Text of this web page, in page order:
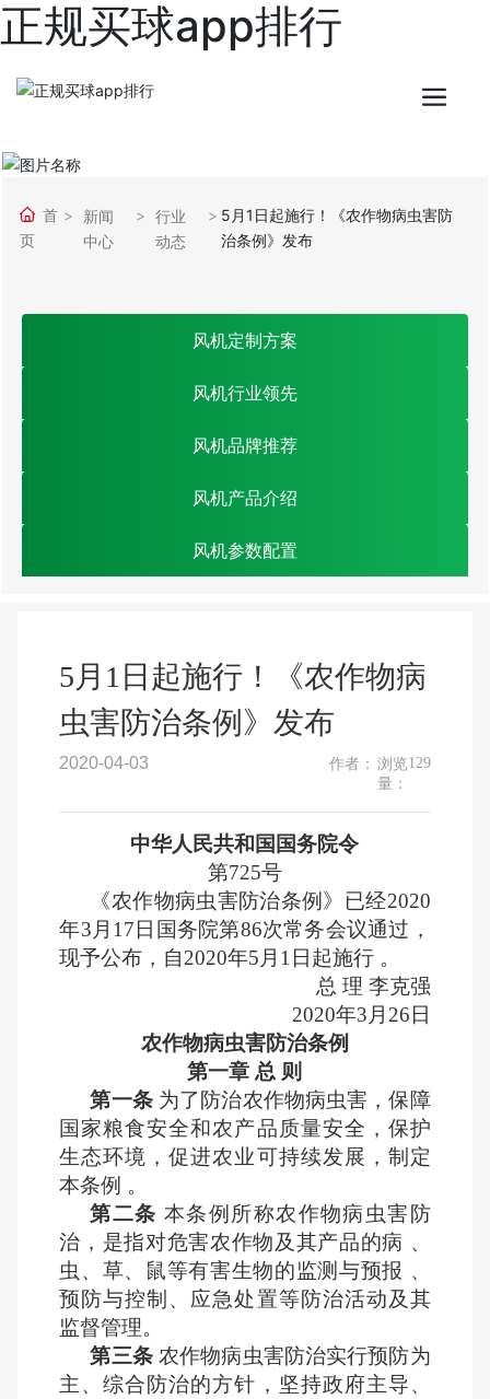
正规买球app排行
首
页
新闻
中心
行业
动态
5月1日起施行！《农作物病虫害防
治条例》发布
风机定制方案
风机行业领先
风机品牌推荐
风机产品介绍
风机参数配置
5月1日起施行！《农作物病
虫害防治条例》发布
2020-04-03 作者： 浏览
量：
129
中华人民共和国国务院令
第725号
《农作物病虫害防治条例》已经2020
年3月17日国务院第86次常务会议通过，
现予公布，自2020年5月1日起施行 。
总 理 李克强
2020年3月26日
农作物病虫害防治条例
第一章 总 则
第一条为了防治农作物病虫害，保障
国家粮食安全和农产品质量安全，保护
生态环境，促进农业可持续发展，制定
本条例 。
第二条 本条例所称农作物病虫害防
治，是指对危害农作物及其产品的病 、
虫、草、鼠等有害生物的监测与预报 、
预防与控制、应急处置等防治活动及其
监督管理。
第三条农作物病虫害防治实行预防为
主、综合防治的方针，坚持政府主导、